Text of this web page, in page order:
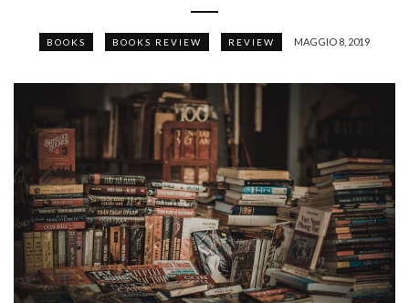
BOOKS BOOKS REVIEW REVIEW MAGGIO 8, 2019